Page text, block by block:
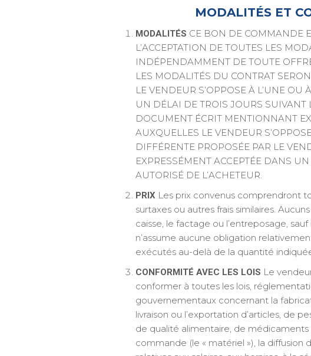
MODALITÉS ET
MODALITÉS CE BON DE COMMANDE
L’ACCEPTATION DE TOUTES LES
INDÉPENDAMMENT DE TOUTE
LES MODALITÉS DU CONTRAT
LE VENDEUR S’OPPOSE À L’UNE
UN DÉLAI DE TROIS JOURS SUIVANT
DOCUMENT ÉCRIT MENTIONNANT
AUXQUELLES LE VENDEUR
DIFFÉRENTE PROPOSÉE PAR LE
EXPRESSÉMENT ACCEPTÉE DANS
AUTORISÉ DE L’ACHETEUR.
PRIX Les prix convenus comprendront
surtaxes ou autres frais similaires.
caisse, le factage ou l’entreposage,
n’assume aucune obligation
exécutés au-delà de la quantité
CONFORMITÉ AVEC LES LOIS Le
conformer à toutes les lois,
gouvernementaux concernant la
livraison ou l’exportation d’articles, de
de qualité alimentaire, de
commande (le « matériel »), la diffusion